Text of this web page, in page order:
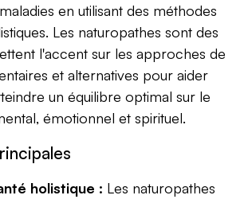
en utilisant des méthodes
Les naturopathes sont des
l'accent sur les approches de
et alternatives pour aider
un équilibre optimal sur le
émotionnel et spirituel.
holistique : Les naturopathes